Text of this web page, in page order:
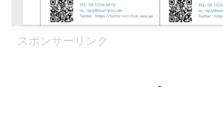
スポンサーリンク